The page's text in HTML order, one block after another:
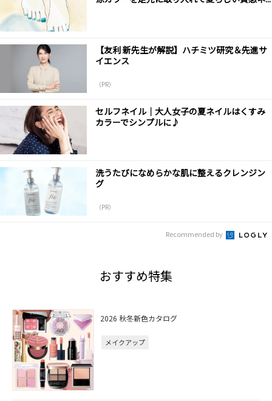
【友利 新先生が解説】ハチミツ研究＆先進サ
イエンス
（PR）
セルフネイル｜大人女子の夏ネイルはくすみ
カラーでシンプルに♪
洗うたびになめらかな肌に整えるクレンジン
グ
（PR）
Recommended by
おすすめ特集
2026 秋冬新色カタログ
メイクアップ